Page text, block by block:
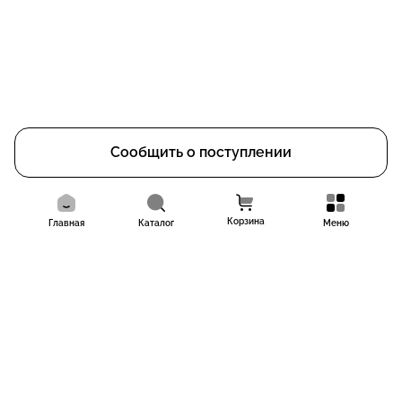
Сообщить о поступлении
Главная Каталог Корзина Меню